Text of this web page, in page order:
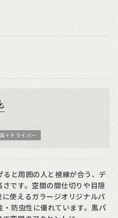
＋ドライバー
と周囲の人と視線が合う、デ
です。空間の間仕切りや目隠
使えるガラージオリジナルパ
防虫性に優れています。黒パ